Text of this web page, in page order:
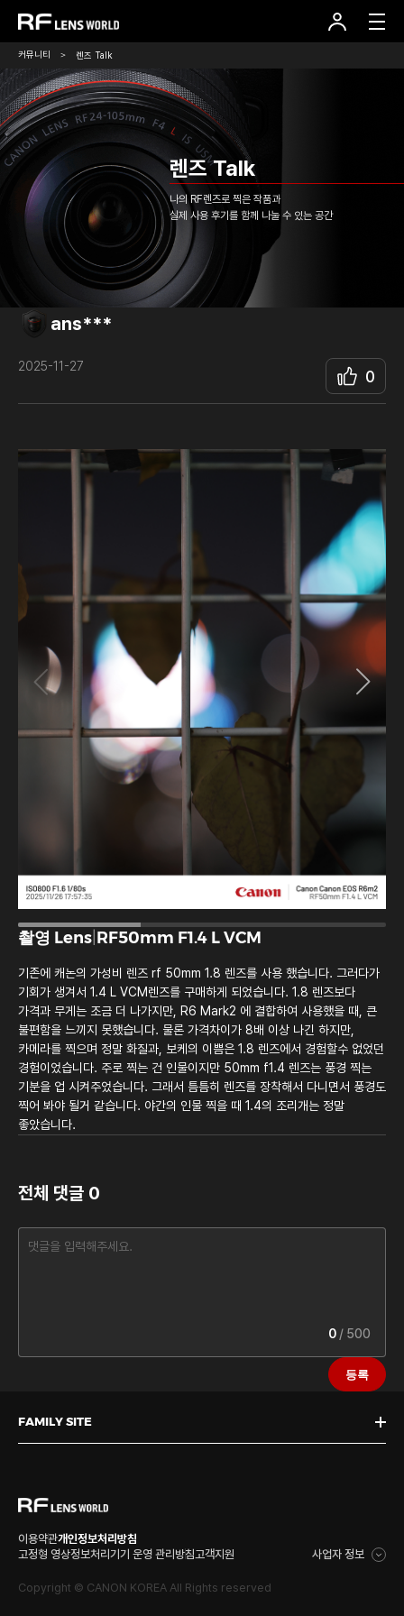
기
커뮤니티 렌즈 Talk
렌즈 Talk
나의 RF렌즈로 찍은 작품과
실제 사용 후기를 함께 나눌 수 있는 공간
ans***
2025-11-27
0
촬영 Lens RF50mm F1.4 L VCM
기존에 캐논의 가성비 렌즈 rf 50mm 1.8 렌즈를 사용 했습니다. 그러다가
기회가 생겨서 1.4 L VCM렌즈를 구매하게 되었습니다. 1.8 렌즈보다
가격과 무게는 조금 더 나가지만, R6 Mark2 에 결합하여 사용했을 때, 큰
불편함을 느끼지 못했습니다. 물론 가격차이가 8배 이상 나긴 하지만,
카메라를 찍으며 정말 화질과, 보케의 이쁨은 1.8 렌즈에서 경험할수 없었던
경험이었습니다. 주로 찍는 건 인물이지만 50mm f1.4 렌즈는 풍경 찍는
기분을 업 시켜주었습니다. 그래서 틈틈히 렌즈를 장착해서 다니면서 풍경도
찍어 봐야 될거 같습니다. 야간의 인물 찍을 때 1.4의 조리개는 정말
좋았습니다.
전체 댓글 0
0 / 500
등록
이용약관개인정보처리방침
고정형 영상정보처리기기 운영 관리방침고객지원 사업자 정보
Copyright © CANON KOREA All Rights reserved
FAMILY SITE